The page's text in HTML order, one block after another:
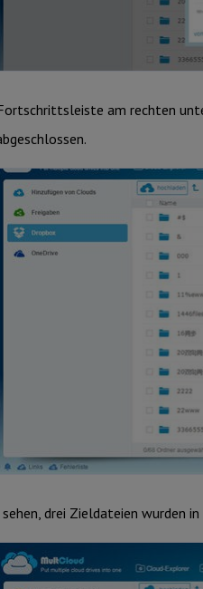
am rechten
drei Zieldateien wurden